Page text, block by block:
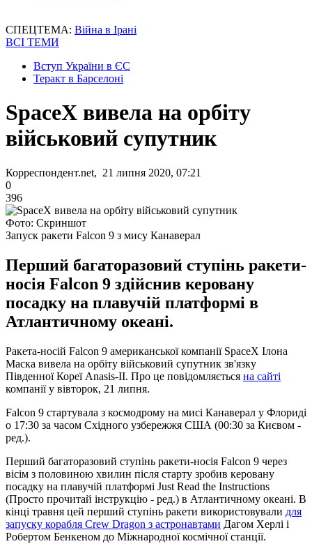
СПЕЦТЕМА: Війна в Ірані
ВСІ ТЕМИ
Вступ України в ЄС
Теракт в Барселоні
SpaceX вивела на орбіту
військовий супутник
Корреспондент.net, 21 липня 2020, 07:21
0
396
Фото: Скриншот
Запуск ракети Falcon 9 з мису Канаверал
Перший багаторазовий ступінь ракети-
носія Falcon 9 здійснив керовану
посадку на плавучій платформі в
Атлантичному океані.
Ракета-носій Falcon 9 американської компанії SpaceX Ілона
Маска вивела на орбіту військовий супутник зв'язку
Південної Кореї Anasis-II. Про це повідомляється на сайті
компанії у вівторок, 21 липня.
Falcon 9 стартувала з космодрому на мисі Канаверал у Флориді
о 17:30 за часом Східного узбережжя США (00:30 за Києвом -
ред.).
Перший багаторазовий ступінь ракети-носія Falcon 9 через
вісім з половиною хвилин після старту зробив керовану
посадку на плавучій платформі Just Read the Instructions
(Просто прочитай інструкцію - ред.) в Атлантичному океані. В
кінці травня цей перший ступінь ракети використовували для
запуску корабля Crew Dragon з астронавтами Дагом Херлі і
Робертом Бенкеном до Міжнародної космічної станції.